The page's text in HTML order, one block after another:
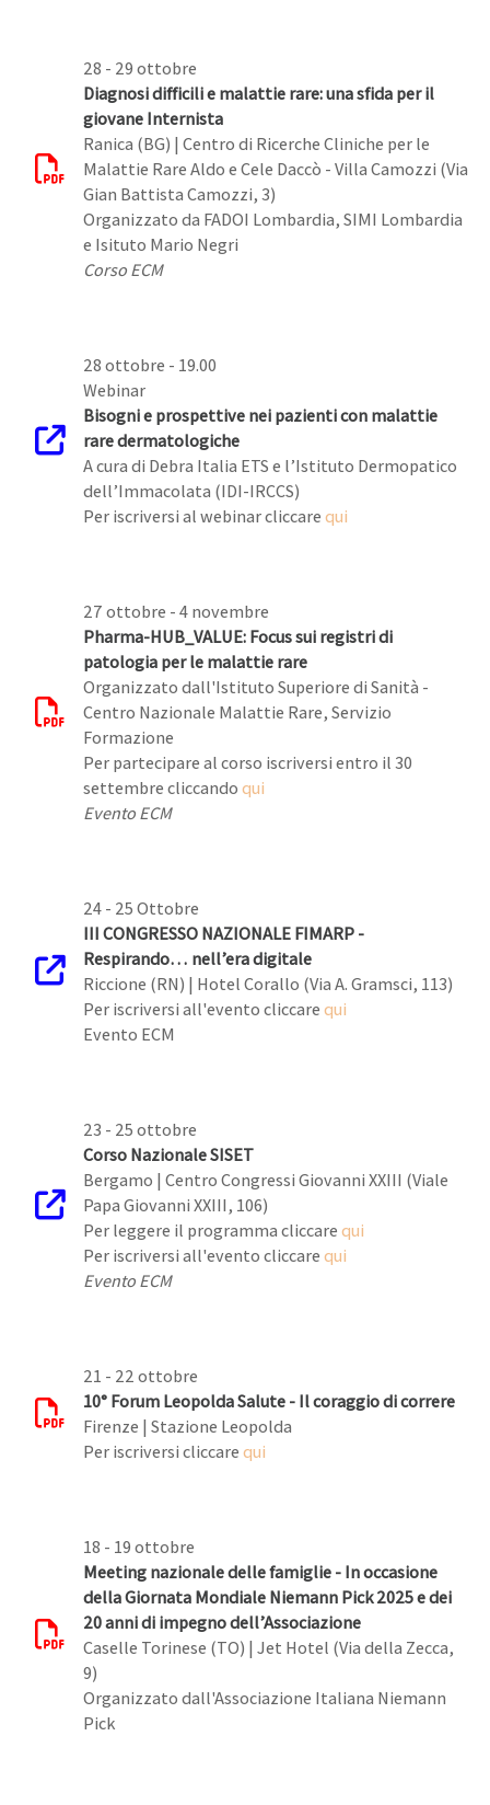
28 - 29 ottobre
Diagnosi difficili e malattie rare: una sfida per il
giovane Internista
Ranica (BG) | Centro di Ricerche Cliniche per le
Malattie Rare Aldo e Cele Daccò - Villa Camozzi (Via
Gian Battista Camozzi, 3)
Organizzato da FADOI Lombardia, SIMI Lombardia
e Isituto Mario Negri
Corso ECM
28 ottobre - 19.00
Webinar
Bisogni e prospettive nei pazienti con malattie
rare dermatologiche
A cura di Debra Italia ETS e l’Istituto Dermopatico
dell’Immacolata (IDI-IRCCS)
Per iscriversi al webinar cliccarequi
27 ottobre - 4 novembre
Pharma-HUB_VALUE: Focus sui registri di
patologia per le malattie rare
Organizzato dall'Istituto Superiore di Sanità -
Centro Nazionale Malattie Rare, Servizio
Formazione
Per partecipare al corso iscriversi entro il 30
settembre cliccandoqui
Evento ECM
24 - 25 Ottobre
III CONGRESSO NAZIONALE FIMARP -
Respirando… nell’era digitale
Riccione (RN) | Hotel Corallo (Via A. Gramsci, 113)
Per iscriversi all'evento cliccarequi
Evento ECM
23 - 25 ottobre
Corso Nazionale SISET
Bergamo | Centro Congressi Giovanni XXIII (Viale
Papa Giovanni XXIII, 106)
Per leggere il programma cliccarequi
Per iscriversi all'evento cliccarequi
Evento ECM
21 - 22 ottobre
10° Forum Leopolda Salute - Il coraggio di correre
Firenze | Stazione Leopolda
Per iscriversi cliccarequi
18 - 19 ottobre
Meeting nazionale delle famiglie - In occasione
della Giornata Mondiale Niemann Pick 2025 e dei
20 anni di impegno dell’Associazione
Caselle Torinese (TO) | Jet Hotel (Via della Zecca,
9)
Organizzato dall'Associazione Italiana Niemann
Pick